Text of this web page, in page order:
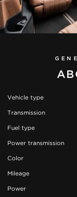
Vehicle type
Transmission
Fuel type
Power transmission
Color
Mileage
Power